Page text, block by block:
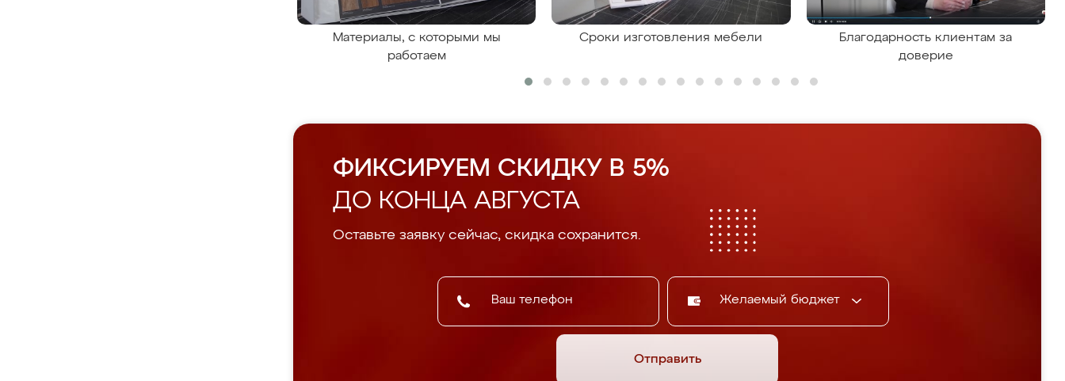
Материалы, с которыми мы
работаем
Сроки изготовления мебели
Благодарность клиентам за
доверие
ФИКСИРУЕМ СКИДКУ В 5%
ДО КОНЦА АВГУСТА
Оставьте заявку сейчас, скидка сохранится.
Желаемый бюджет
Отправить